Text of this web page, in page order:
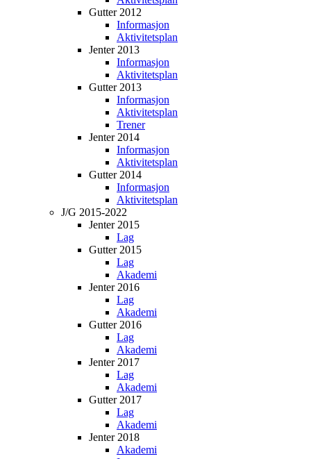
Gutter 2012
Informasjon
Aktivitetsplan
Jenter 2013
Informasjon
Aktivitetsplan
Gutter 2013
Informasjon
Aktivitetsplan
Trener
Jenter 2014
Informasjon
Aktivitetsplan
Gutter 2014
Informasjon
Aktivitetsplan
J/G 2015-2022
Jenter 2015
Lag
Gutter 2015
Lag
Akademi
Jenter 2016
Lag
Akademi
Gutter 2016
Lag
Akademi
Jenter 2017
Lag
Akademi
Gutter 2017
Lag
Akademi
Jenter 2018
Akademi